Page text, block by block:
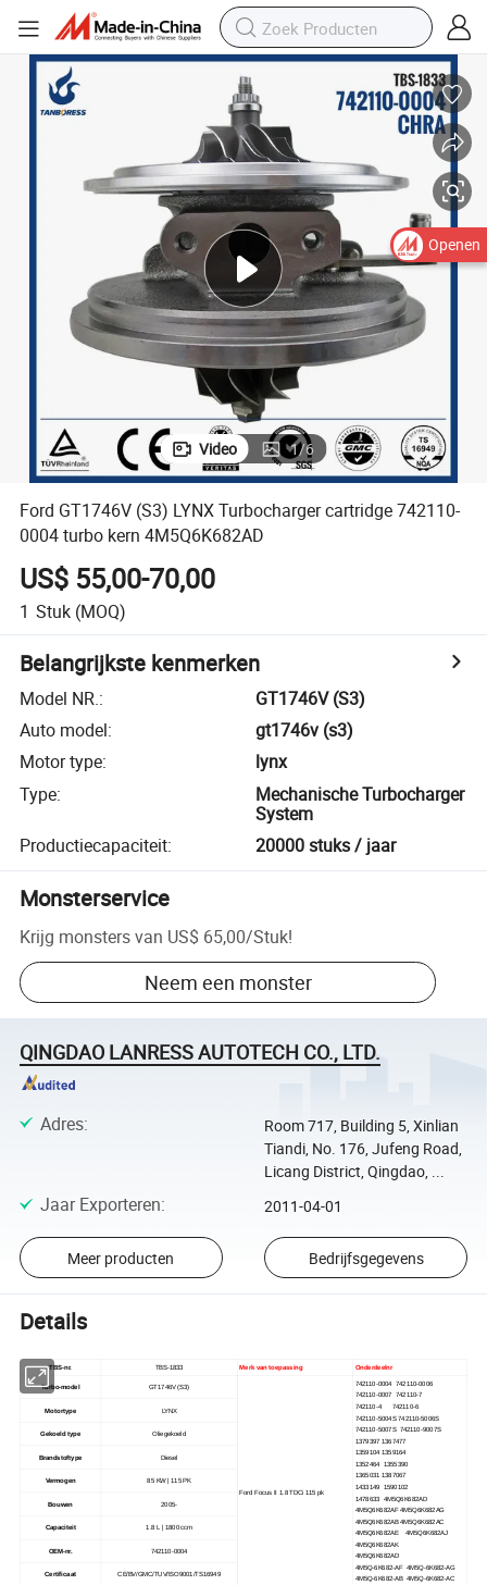
Video 1/6
Ford GT1746V (S3) LYNX Turbocharger cartridge 742110-
0004 turbo kern 4M5Q6K682AD
US$ 55,00-70,00
1 Stuk (MOQ)
Belangrijkste kenmerken
Model NR.:
GT1746V (S3)
Auto model:
gt1746v (s3)
Motor type:
lynx
Type:
Mechanische Turbocharger
System
Productiecapaciteit: 20000 stuks / jaar
Monsterservice
Krijg monsters van US$ 65,00/Stuk!
Neem een monster
QINGDAO LANRESS AUTOTECH CO., LTD.
Adres:
Room 717, Building 5, Xinlian
Tiandi, No. 176, Jufeng Road,
Licang District, Qingdao, ...
Jaar Exporteren: 2011-04-01
Meer producten Bedrijfsgegevens
Details
TBS-nr. TBS-1833 Merk van toepassing Onderdeelnr
Turbo-model GT1746V (S3)
Ford Focus II 1.8 TDCi 115 pk
742110-0004 742110-0006
742110-0007 742110-7
742110-4 742110-6
742110-5004S 742110-5006S
742110-5007S 742110-9007S
1379397 1367477
1359104 1359164
1352464 1355390
1365031 1387067
1433149 1590102
1478633 4M5Q6K682AD
4M5Q6K682AF 4M5Q6K682AG
4M5Q6K682AB 4M5Q6K682AC
4M5Q6K682AE 4M5Q6K682AJ
4M5Q6K682AK
4M5Q6K682AD
4M5Q-6K682-AF 4M5Q-6K682-AG
4M5Q-6K682-AB 4M5Q-6K682-AC
Motortype LYNX
Gekoeld type Oliegekoeld
Brandstoftype Diesel
Vermogen 85 KW | 115 PK
Bouwen 2005-
Capaciteit 1.8 L | 1800 ccm
OEM-nr. 742110-0004
Certificaat CE/BV/GMC/TUV/ISO9001/TS16949
Openen